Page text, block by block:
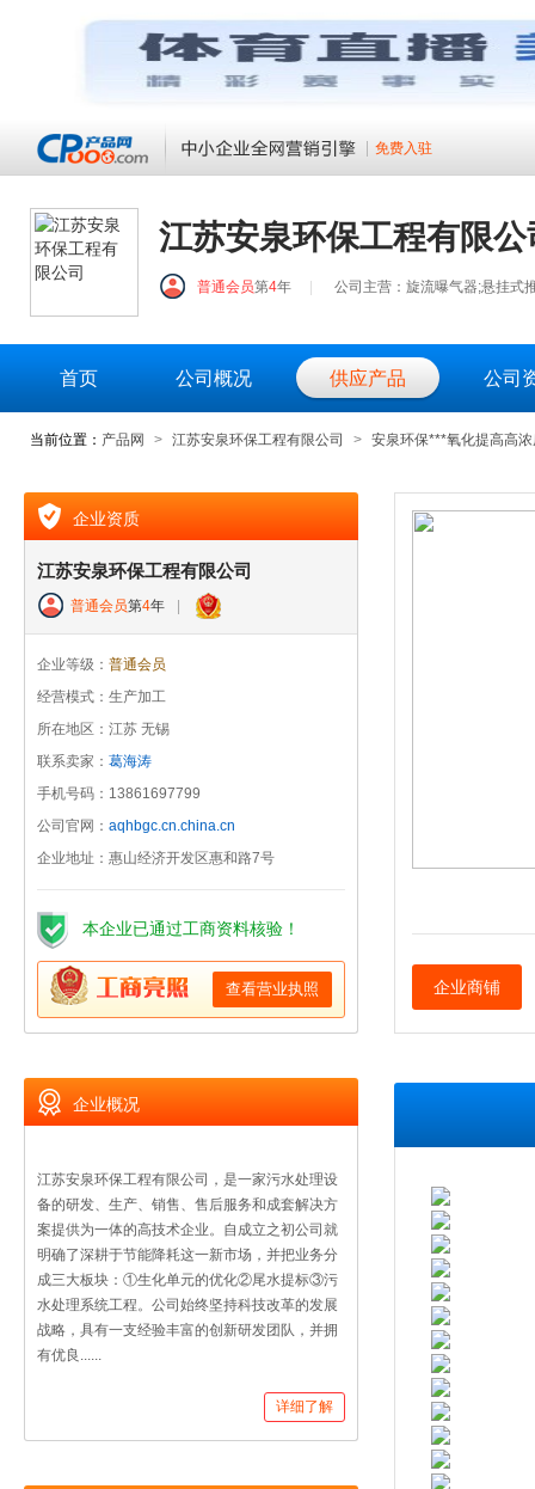
免费入驻
江苏安泉环保工程有限公
普通会员第4年 公司主营：旋流曝气器;悬挂式
首页 公司概况 供应产品 公司
当前位置： 产品网 > 江苏安泉环保工程有限公司 > 安泉环保***氧化提高高
企业资质
江苏安泉环保工程有限公司
普通会员第4年
企业等级： 普通会员
经营模式：生产加工
所在地区：江苏 无锡
联系卖家： 葛海涛
手机号码：13861697799
公司官网： aqhbgc.cn.china.cn
企业地址：惠山经济开发区惠和路7号
本企业已通过工商资料核验！
查看营业执照
企业概况
江苏安泉环保工程有限公司，是一家污水处理设
备的研发、生产、销售、售后服务和成套解决方
案提供为一体的高技术企业。自成立之初公司就
明确了深耕于节能降耗这一新市场，并把业务分
成三大板块：①生化单元的优化②尾水提标③污
水处理系统工程。公司始终坚持科技改革的发展
战略，具有一支经验丰富的创新研发团队，并拥
有优良......
详细了解
企业商铺